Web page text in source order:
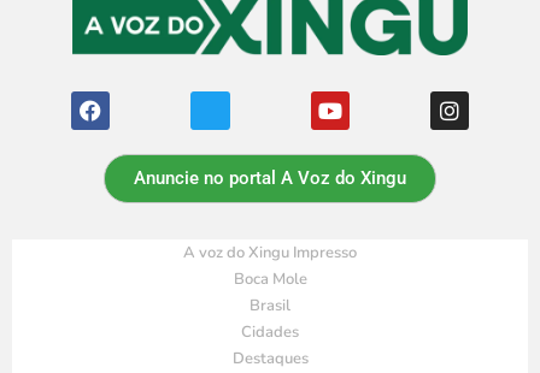
Anuncie no portal A Voz do Xingu
A voz do Xingu Impresso
Boca Mole
Brasil
Cidades
Destaques